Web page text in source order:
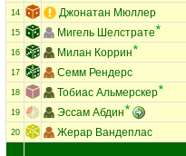
14 Джонатан Мюллер
15 Мигель Шелстрате
16 Милан Коррин
17 Семм Рендерс
18 Тобиас Альмерскер
19 Эссам Абдин
20 Жерар Вандеплас